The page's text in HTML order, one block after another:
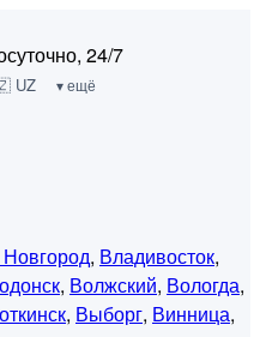
24/7
UZ ▾ ещё
, Владивосток,
, Волжский, Вологда,
, Выборг, Винница,